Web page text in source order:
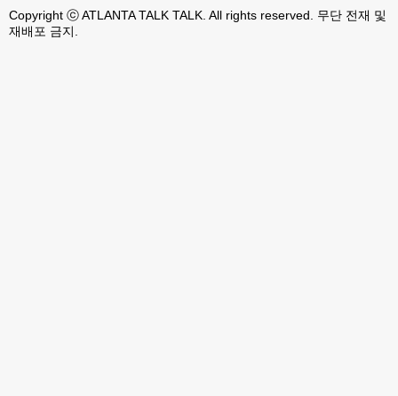
Copyright ⓒ ATLANTA TALK TALK. All rights reserved. 무단 전재 및
재배포 금지.